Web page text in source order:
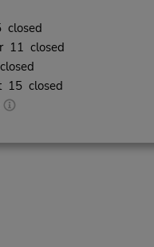
11 closed
closed